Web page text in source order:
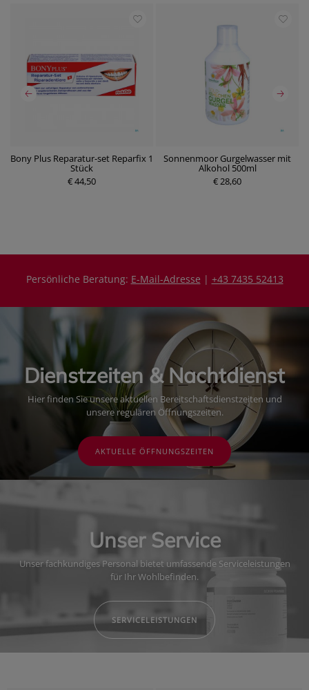
Bony Plus Reparatur-set Reparfix 1
Stück
€ 44,50
Sonnenmoor Gurgelwasser mit
Alkohol 500ml
€ 28,60
Persönliche Beratung: E-Mail-Adresse | +43 7435 52413
Dienstzeiten & Nachtdienst
Hier finden Sie unsere aktuellen Bereitschaftsdienstzeiten und
unsere regulären Öffnungszeiten.
AKTUELLE ÖFFNUNGSZEITEN
Unser Service
Unser fachkundiges Personal bietet umfassende Serviceleistungen
für Ihr Wohlbefinden.
SERVICELEISTUNGEN